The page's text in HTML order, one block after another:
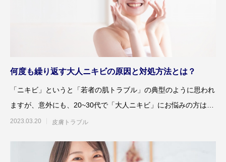
何度も繰り返す大人ニキビの原因と対処方法とは？
「ニキビ」というと「若者の肌トラブル」の典型のように思われ
ますが、意外にも、20~30代で「大人ニキビ」にお悩みの方は多
くいらっしゃるようで
2023.03.20 皮膚トラブル